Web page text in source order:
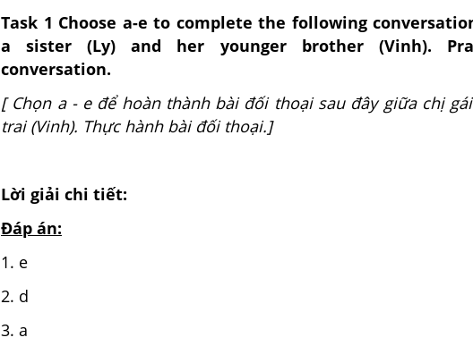
Task 1 Choose a-e to complete the following
a sister (Ly) and her younger brother (Vinh).
conversation.
[ Chọn a - e để hoàn thành bài đối thoại sau đây giữa chị
trai (Vinh). Thực hành bài đối thoại.]
Lời giải chi tiết:
Đáp án:
1. e
2. d
3. a